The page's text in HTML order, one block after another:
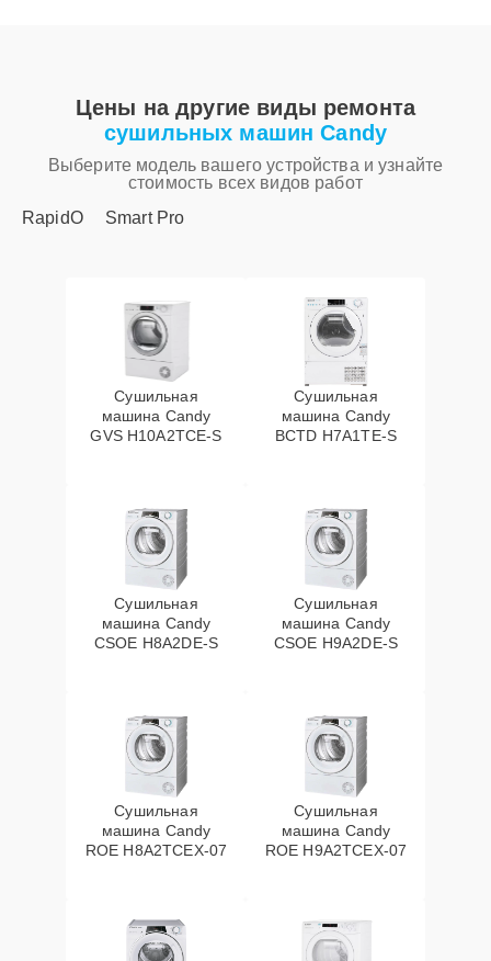
Цены на другие виды ремонта
сушильных машин Candy
Выберите модель вашего устройства и узнайте
стоимость всех видов работ
RapidO
Smart Pro
Сушильная
машина Candy
GVS H10A2TCE-S
Сушильная
машина Candy
BCTD H7A1TE-S
Сушильная
машина Candy
CSOE H8A2DE-S
Сушильная
машина Candy
CSOE H9A2DE-S
Сушильная
машина Candy
ROE H8A2TCEX-07
Сушильная
машина Candy
ROE H9A2TCEX-07